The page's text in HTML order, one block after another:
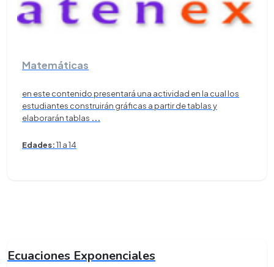
Matemáticas
en este contenido presentará una actividad en la cual los
estudiantes construirán gráficas a partir de tablas y
elaborarán tablas ...
Edades:11 a 14
Ecuaciones Exponenciales